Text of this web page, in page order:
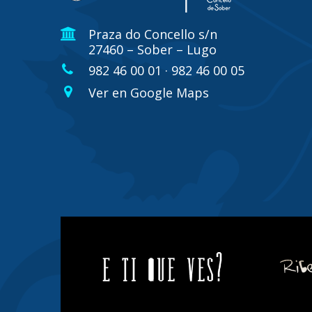
Praza do Concello s/n
27460 – Sober – Lugo
982 46 00 01 · 982 46 00 05
Ver en Google Maps